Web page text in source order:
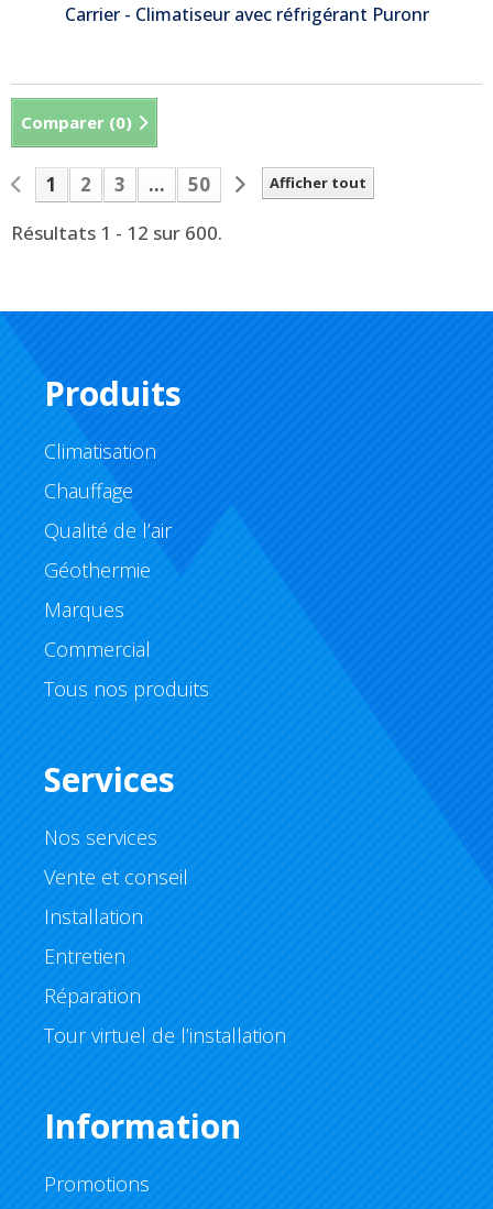
Carrier - Climatiseur avec réfrigérant Puronr
Comparer (0)
Afficher tout
1 2 3 ...
50
Résultats 1 - 12 sur 600.
Produits
Climatisation
Chauffage
Qualité de l’air
Géothermie
Marques
Commercial
Tous nos produits
Services
Nos services
Vente et conseil
Installation
Entretien
Réparation
Tour virtuel de l’installation
Information
Promotions